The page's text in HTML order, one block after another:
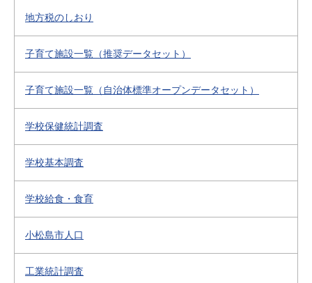
地方税のしおり
子育て施設一覧（推奨データセット）
子育て施設一覧（自治体標準オープンデータセット）
学校保健統計調査
学校基本調査
学校給食・食育
小松島市人口
工業統計調査